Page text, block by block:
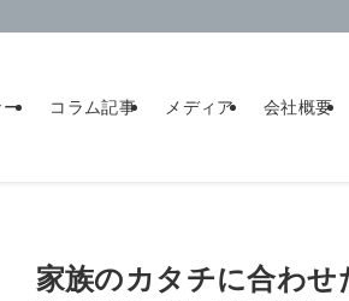
ー コラム記事 メディア 会社概要
家族のカタチに合わせ